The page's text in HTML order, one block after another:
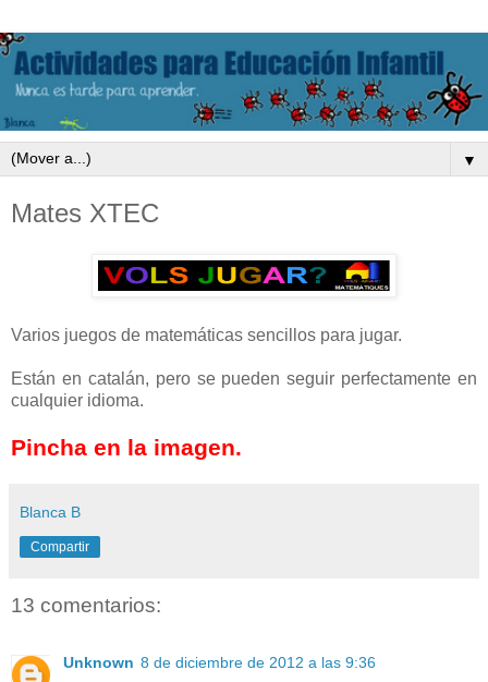
▼
Mates XTEC
Varios juegos de matemáticas sencillos para jugar.
Están en catalán, pero se pueden seguir perfectamente en
cualquier idioma.
Pincha en la imagen.
Blanca B
Compartir
13 comentarios:
Unknown 8 de diciembre de 2012 a las 9:36